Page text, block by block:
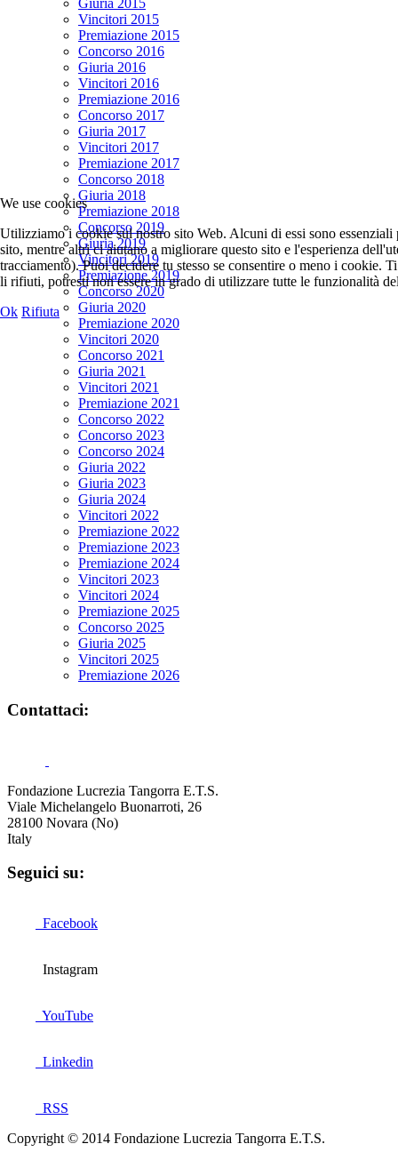
Giuria 2015
Vincitori 2015
Premiazione 2015
Concorso 2016
Giuria 2016
Vincitori 2016
Premiazione 2016
Concorso 2017
Giuria 2017
Vincitori 2017
Premiazione 2017
Concorso 2018
Giuria 2018
Premiazione 2018
Concorso 2019
Giuria 2019
Vincitori 2019
Premiazione 2019
Concorso 2020
Giuria 2020
Premiazione 2020
Vincitori 2020
Concorso 2021
Giuria 2021
Vincitori 2021
Premiazione 2021
Concorso 2022
Concorso 2023
Concorso 2024
Giuria 2022
Giuria 2023
Giuria 2024
Vincitori 2022
Premiazione 2022
Premiazione 2023
Premiazione 2024
Vincitori 2023
Vincitori 2024
Premiazione 2025
Concorso 2025
Giuria 2025
Vincitori 2025
Premiazione 2026
Contattaci:
Fondazione Lucrezia Tangorra E.T.S.
Viale Michelangelo Buonarroti, 26
28100 Novara (No)
Italy
Seguici su:
Facebook
Instagram
YouTube
Linkedin
RSS
Copyright © 2014 Fondazione Lucrezia Tangorra E.T.S.
We use cookies
Utilizziamo i cookie sul nostro sito Web. Alcuni di essi sono
sito, mentre altri ci aiutano a migliorare questo sito e l'esperienza
tracciamento). Puoi decidere tu stesso se consentire o meno i cookie.
li rifiuti, potresti non essere in grado di utilizzare tutte le funzionalità
Ok Rifiuta